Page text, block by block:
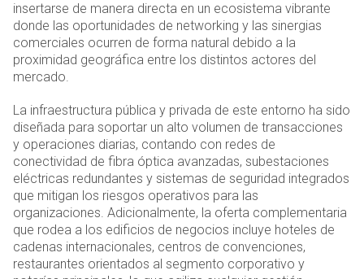
insertarse de manera directa en un ecosistema vibrante
donde las oportunidades de networking y las sinergias
comerciales ocurren de forma natural debido a la
proximidad geográfica entre los distintos actores del
mercado.
La infraestructura pública y privada de este entorno ha sido
diseñada para soportar un alto volumen de transacciones
y operaciones diarias, contando con redes de
conectividad de fibra óptica avanzadas, subestaciones
eléctricas redundantes y sistemas de seguridad integrados
que mitigan los riesgos operativos para las
organizaciones. Adicionalmente, la oferta complementaria
que rodea a los edificios de negocios incluye hoteles de
cadenas internacionales, centros de convenciones,
restaurantes orientados al segmento corporativo y